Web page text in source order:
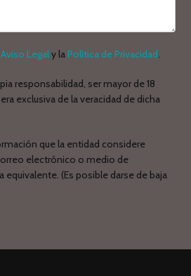
Aviso Legaly la Política de Privacidad.
responsabilidad, ser mayor de 18
exclusiva de la veracidad de dicha
que la entidad considere
electrónico o medio de
(Es posible darse de baja